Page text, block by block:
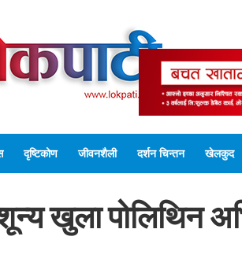
दृष्टिकोण जीवनशैली दर्शन चिन्तन खेलकुद
शून्य खुला पोलिथिन